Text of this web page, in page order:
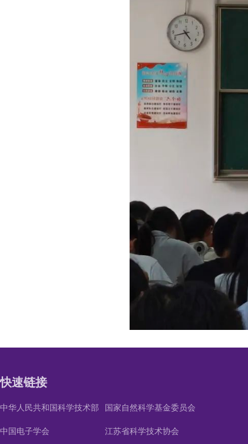
快速链接
中华人民共和国科学技术部 国家自然科学基金委员会
中国电子学会 江苏省科学技术协会